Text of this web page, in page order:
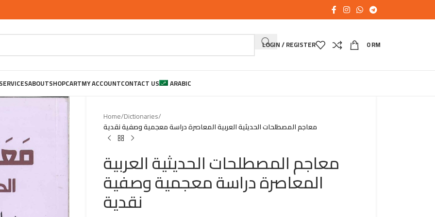
LOGIN / REGISTER 0RM
ABOUTSHOPCARTMY ACCOUNTCONTACT US ARABIC
Home/Dictionaries/
معاجم المصطلحات الحديثية العربية المعاصرة دراسة معجمية وصفية نقدية
معاجم المصطلحات الحديثية العربية
المعاصرة دراسة معجمية وصفية
نقدية